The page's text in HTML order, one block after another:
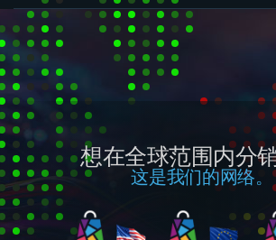
想在全球范围内分
这是我们的网络。